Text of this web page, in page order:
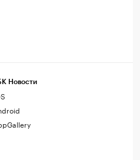
Новости